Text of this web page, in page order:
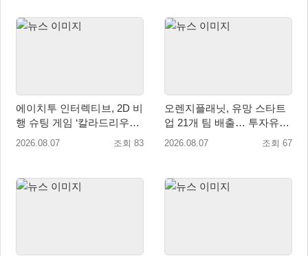
에이치투 인터렉티브, 2D 비
행 슈팅 게임 ‘칼라드리우스
2/다크 엘레멘트’ 올 겨울 전
2026.08.07 조회 83
오렌지플래닛, 유망 스타트
업 21개 팀 배출… 투자유치∙
매출성장 성과 눈길
2026.08.07 조회 67